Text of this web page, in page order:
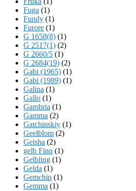
Fuga (1)
Fundy (1)
Furore (1)
G 1658(8) (1)
G 2517(1) (2)
G 2660/5 (1)
G 2684(19) (2)
Gabi (1965) (1)
Gabi (1989) (1)
Galina (1)
Gallo (1)
Gambria (1)
Gamma (2)
Gatchinskiy (1)
Geelblom (2)
Geisha (2)
gelb Finn (1)
Gelbling (1)
Gelda (1)
Gemchip (1)
Gemma (1)